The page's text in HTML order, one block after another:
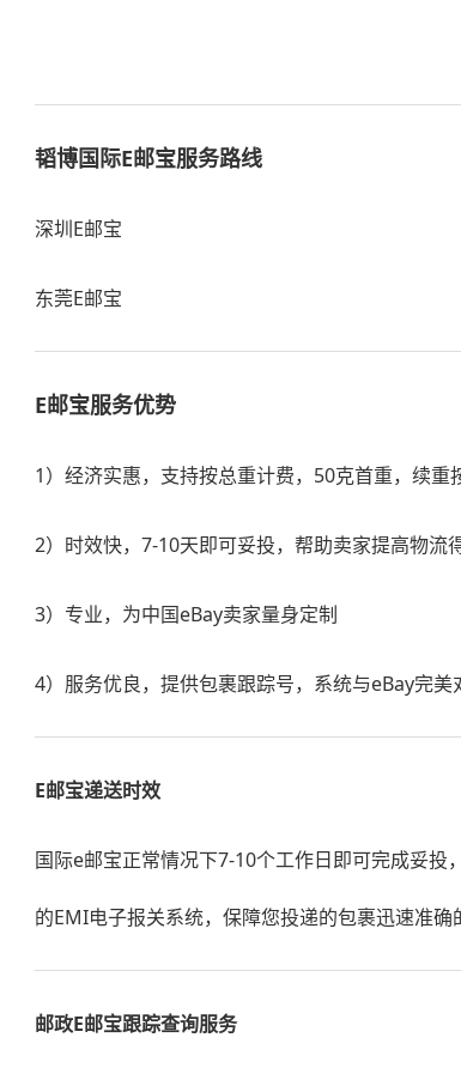
韬博国际E邮宝服务路线
深圳E邮宝
东莞E邮宝
E邮宝服务优势
1）经济实惠，支持按总重计费，50克首重，续重
2）时效快，7-10天即可妥投，帮助卖家提高物流
3）专业，为中国eBay卖家量身定制
4）服务优良，提供包裹跟踪号，系统与eBay完美
E邮宝递送时效
国际e邮宝正常情况下7-10个工作日即可完成妥
的EMI电子报关系统，保障您投递的包裹迅速准确
邮政E邮宝跟踪查询服务